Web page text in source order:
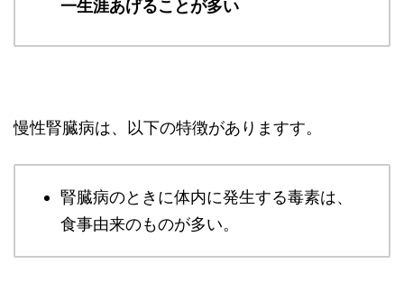
一生涯あげることが多い
慢性腎臓病は、以下の特徴がありますす。
腎臓病のときに体内に発生する毒素は、
食事由来のものが多い。